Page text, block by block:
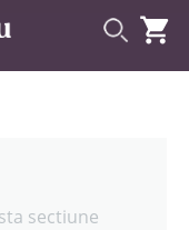

sectiune